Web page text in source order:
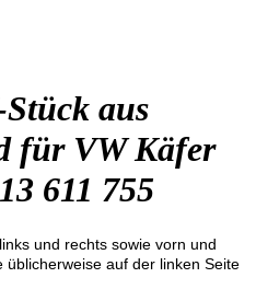
aus
für VW Käfer
611 755
und rechts sowie vorn und
üblicherweise auf der linken Seite